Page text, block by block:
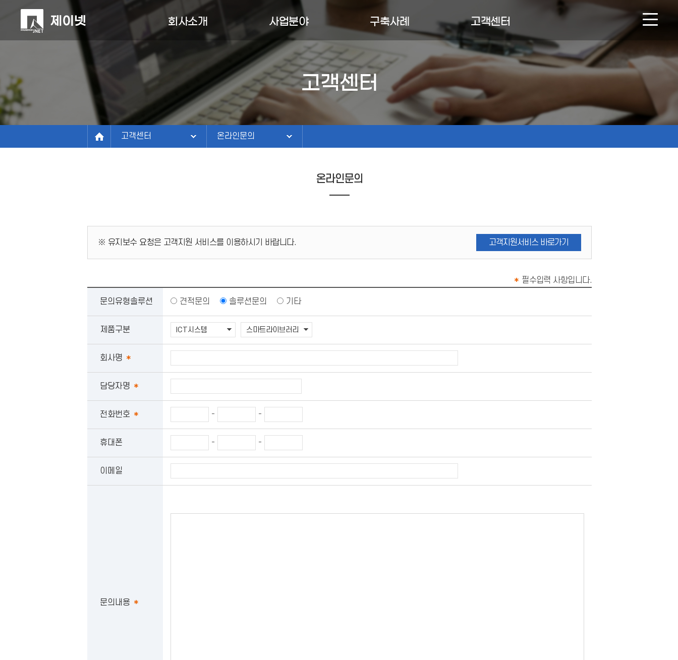
회사소개
정보관리연구소
연혁
조직/연락처
파트너
사업분야
AI솔루션/콘텐츠
도서검색솔루션
ICT시스템
홈페이지
도서관정보화
구축사례
구축사례
고객센터
NEWS & BOARD
온라인문의
인재채용
고객센터
고객센터
회사소개
고객센터
온라인문의
NEWS & BOARD
온라인문의
인재채용
온라인문의
※ 유지보수 요청은 고객지원 서비스를 이용하시기 바랍니다. 고객지원서비스 바로가기
* 필수입력 사항입니다.
문의유형솔루션 견적문의 솔루션문의 기타
제품구분
회사명 *
담당자명 *
전화번호 * - -
휴대폰 - -
이메일
문의내용 *